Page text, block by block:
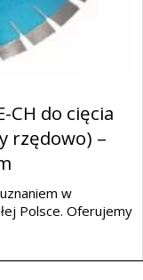
CH do cięcia
rzędowo) –
w
Polsce. Oferujemy